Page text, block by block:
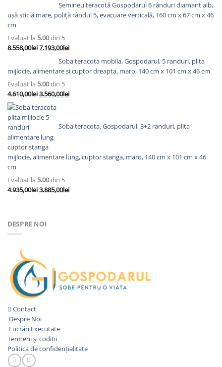
Șemineu teracotă Gospodarul 6 rânduri diamant alb,
ușă sticlă mare, poliță rândul 5, evacuare verticală, 160 cm x 67 cm x 46
cm
Evaluat la 5.00din 5
8.558,00leiPrețul
a
8.558,00lei.
7.193,00leiPrețul
curent
este:
7.193,00lei.
Soba teracota mobila, Gospodarul, 5 randuri, plita
mijlocie, alimentare si cuptor dreapta, maro, 140 cm x 101 cm x 46 cm
Evaluat la 5.00din 5
4.610,00leiPrețul
inițial
a
4.610,00lei.
3.560,00leiPrețul
3.560,00lei.
Soba teracota, Gospodarul, 3+2 randuri, plita
mijlocie, alimentare lung, cuptor stanga, maro, 140 cm x 101 cm x 46
cm
Evaluat la 5.00din 5
4.935,00leiPrețul
4.935,00lei.
3.885,00leiPrețul
DESPRE NOI
Contact
Despre Noi
Lucrări Executate
Termeni și codiții
Politica de confidențialitate